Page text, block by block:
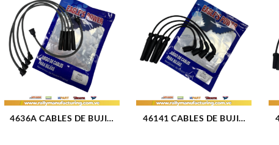
4CIL 7 MM (1083)
4636A CABLES DE BUJIA
46141 CABLES DE BUJIA